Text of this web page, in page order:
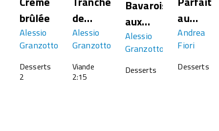
brûlée
Alessio
Granzotto
Desserts
2
de
bœuf
marinées
Alessio
Granzotto
Viande
2:15
Bavarois
aux
trois
chocolats
Alessio
Granzotto
Desserts
au
Tiramisu
Andrea
Fiori
Desserts